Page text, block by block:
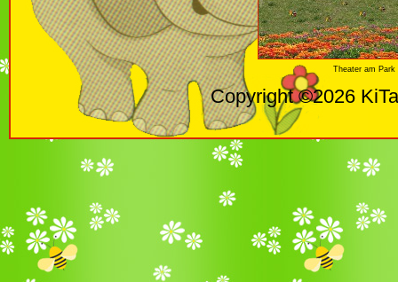
Theater am Park
Copyright ©2026